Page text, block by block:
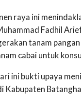
raya ini
Fadhil
tanam
cabai untuk
ini bukti upaya
Kabupaten